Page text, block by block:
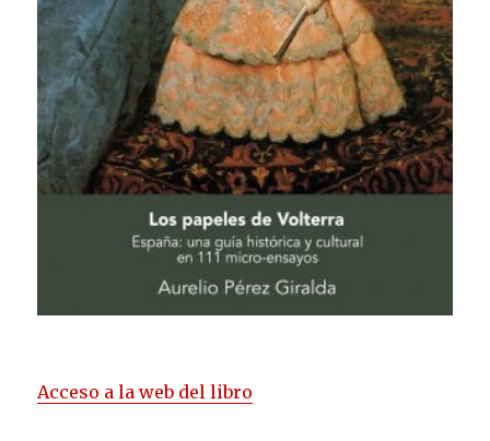
Acceso a la web del libro